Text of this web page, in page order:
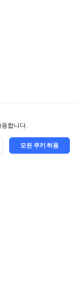
합니다.
모든 쿠키 허용